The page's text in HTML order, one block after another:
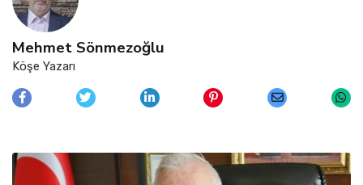
Mehmet Sönmezoğlu
Köşe Yazarı